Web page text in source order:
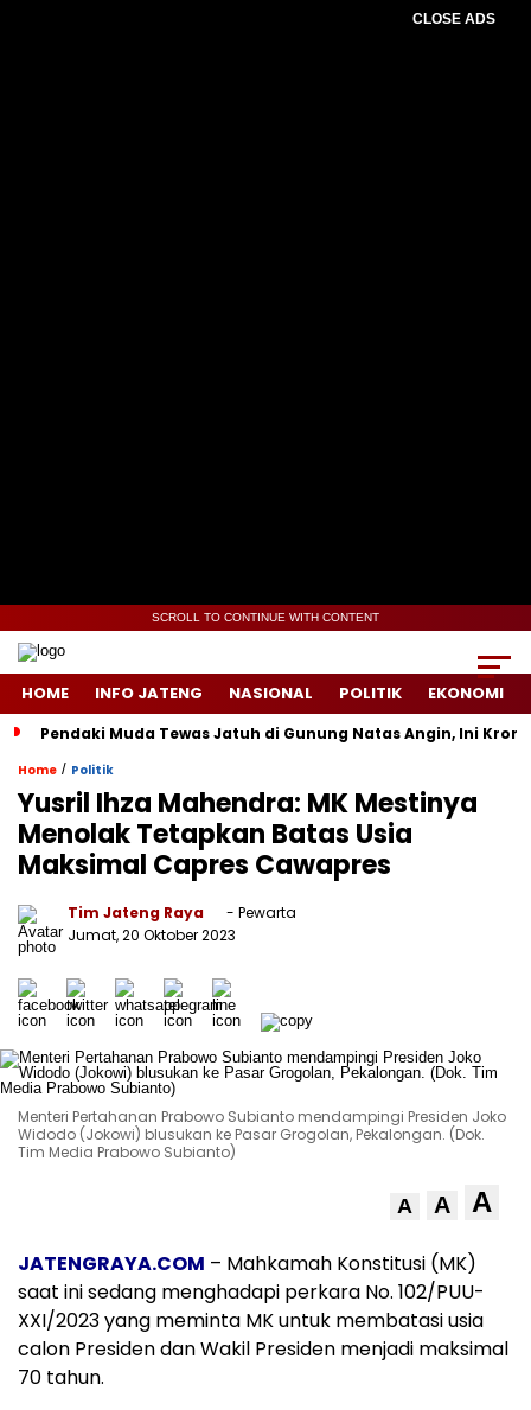
CLOSE ADS
SCROLL TO CONTINUE WITH CONTENT
HOME INFO JATENG NASIONAL POLITIK EKONOMI
Pendaki Muda Tewas Jatuh di Gunung Natas Angin, Ini
Home / Politik
Yusril Ihza Mahendra: MK Mestinya
Menolak Tetapkan Batas Usia
Maksimal Capres Cawapres
Tim Jateng Raya
- Pewarta
Jumat, 20 Oktober 2023
Menteri Pertahanan Prabowo Subianto mendampingi Presiden Joko
Widodo (Jokowi) blusukan ke Pasar Grogolan, Pekalongan. (Dok.
Tim Media Prabowo Subianto)
A A A
JATENGRAYA.COM – Mahkamah Konstitusi (MK)
saat ini sedang menghadapi perkara No. 102/PUU-
XXI/2023 yang meminta MK untuk membatasi usia
calon Presiden dan Wakil Presiden menjadi maksimal
70 tahun.